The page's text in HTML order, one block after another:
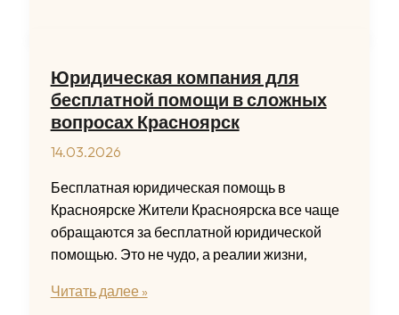
промышленных
задач
Юридическая компания для
бесплатной помощи в сложных
вопросах Красноярск
14.03.2026
Бесплатная юридическая помощь в
Красноярске Жители Красноярска все чаще
обращаются за бесплатной юридической
помощью. Это не чудо, а реалии жизни,
Юридическая
Читать далее »